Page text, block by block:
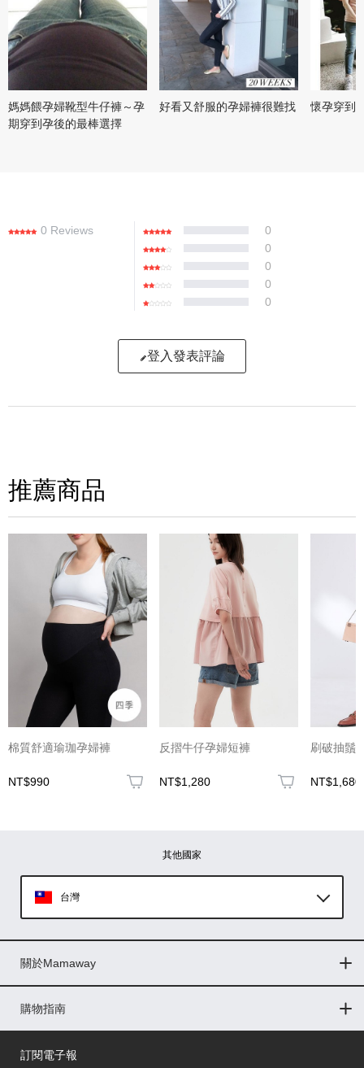
媽媽餵孕婦靴型牛仔褲～孕
期穿到孕後的最棒選擇
好看又舒服的孕婦褲很難找 懷孕穿到
0 Reviews
0
0
0
0
0
登入發表評論
(圖片格式限jpg、jpeg)
推薦商品
棉質舒適瑜珈孕婦褲
NT$990
反摺牛仔孕婦短褲
NT$1,280
刷破抽鬚
NT$1,680
其他國家
台灣
印尼
菲律賓
馬來西亞
關於Mamaway
門市據點
最新消息
品牌故事
人力招募
媒體花絮
隱私權聲明
CSR企業社會責任
購物指南
購物常見問題
退換貨問題
儲值金使用條款
購買儲值金
發票問題
會員權益
線上留言
吸乳器-免費體驗
訂閱電子報